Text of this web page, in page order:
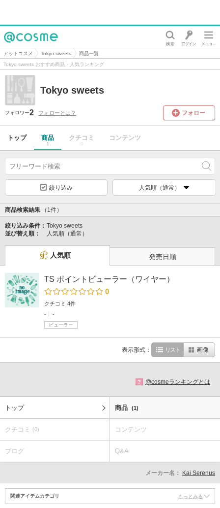
@cosme
アットコスメ Tokyo sweets
商品一覧
Tokyo sweets おすすめ商品・人気ランキング
Tokyo sweets
フォロワー2 フォローとは？ フォロー
トップ 商品
1
クチコミ
0
コンテンツ
絞り込み 人気順（通常）
商品検索結果 （1件）
絞り込み条件： Tokyo sweets
並び替え順：
人気順（通常）
人気順 発売日順
TS ポイントビューラー（ワイヤー）
0
クチコミ 4件
-
-
ビューラー
表示形式： リスト 画像
? @cosmeランキングとは
トップ 商品 (1)
クチコミ (0) コンテンツ
ブログ Q&A
メーカー名： Kai Serenus
関連アイテムカテゴリ もっとみる